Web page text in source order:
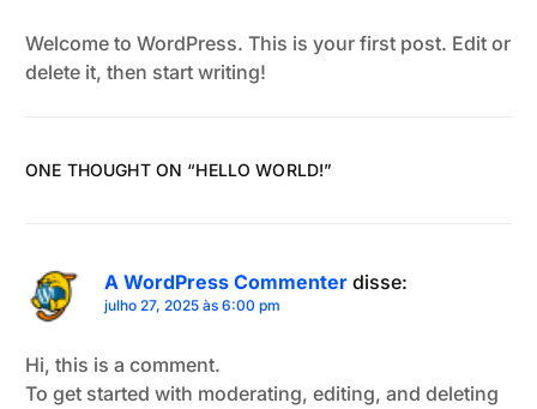
Welcome to WordPress. This is your first post. Edit or
delete it, then start writing!
ONE THOUGHT ON “HELLO WORLD!”
A WordPress Commenter disse:
julho 27, 2025 às 6:00 pm
Hi, this is a comment.
To get started with moderating, editing, and deleting